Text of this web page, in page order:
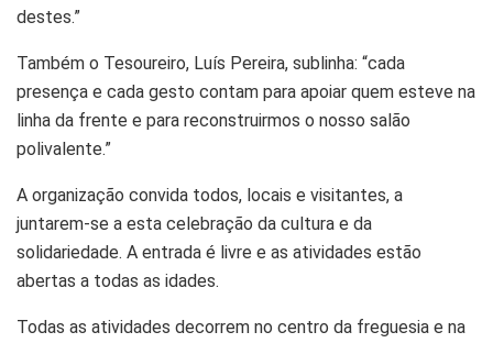
destes.”
Também o Tesoureiro, Luís Pereira, sublinha: “cada
presença e cada gesto contam para apoiar quem esteve na
linha da frente e para reconstruirmos o nosso salão
polivalente.”
A organização convida todos, locais e visitantes, a
juntarem-se a esta celebração da cultura e da
solidariedade. A entrada é livre e as atividades estão
abertas a todas as idades.
Todas as atividades decorrem no centro da freguesia e na